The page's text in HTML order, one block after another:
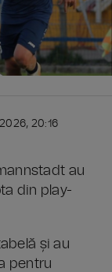
20:16
au
din play-
și au
pentru